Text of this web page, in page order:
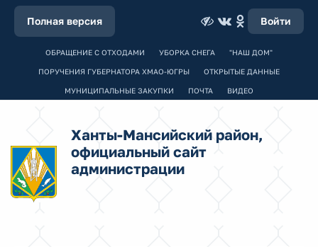
Полная версия Войти
ОБРАЩЕНИЕ С ОТХОДАМИ УБОРКА СНЕГА "НАШ ДОМ"
ПОРУЧЕНИЯ ГУБЕРНАТОРА ХМАО-ЮГРЫ ОТКРЫТЫЕ ДАННЫЕ
МУНИЦИПАЛЬНЫЕ ЗАКУПКИ ПОЧТА ВИДЕО
Ханты-Мансийский район,
официальный сайт
администрации